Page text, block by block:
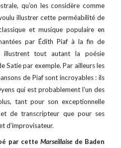
qu’on les considère comme
illustrer cette perméabilité de
et musique populaire en
par Édith Piaf à la fin de
illustrent tout autant la poésie
Satie par exemple. Par ailleurs les
de Piaf sont incroyables : ils
qui est probablement l’un des
tant pour son exceptionnelle
de transcripteur que pour ses
d’improvisateur.
par cetteMarseillaise de Baden